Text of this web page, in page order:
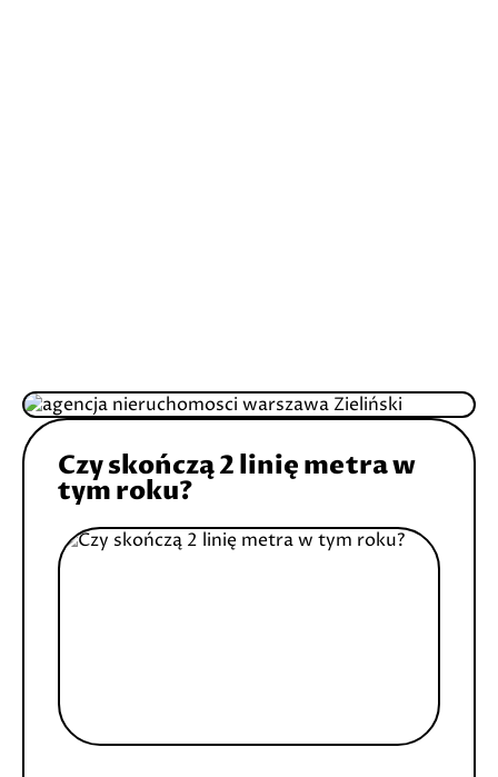
Czy skończą 2 linię metra w
tym roku?